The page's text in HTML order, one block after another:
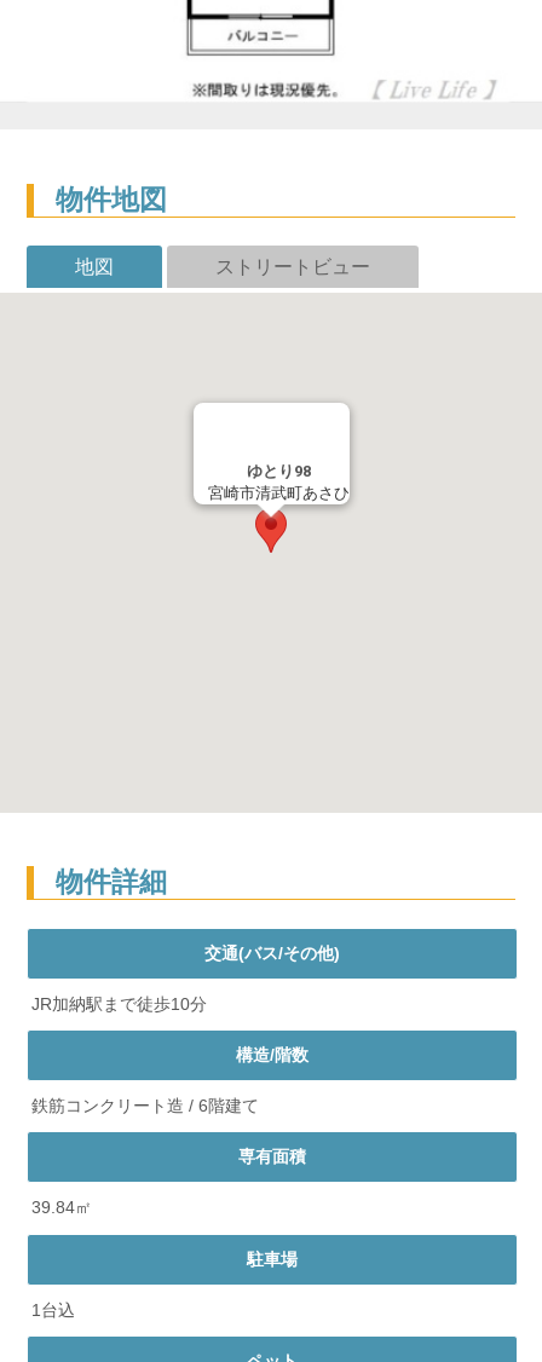
物件地図
地図 ストリートビュー
ゆとり98
宮崎市清武町あさひ
物件詳細
交通(バス/その他)
JR加納駅まで徒歩10分
構造/階数
鉄筋コンクリート造 / 6階建て
専有面積
39.84㎡
駐車場
1台込